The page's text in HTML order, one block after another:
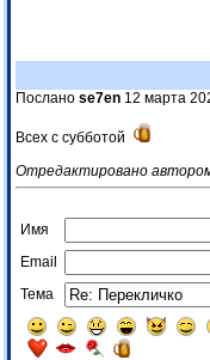
Послано se7en 12 марта
Всех с субботой
Отредактировано
Имя
Email
Тема